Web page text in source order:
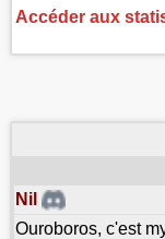
Accéder aux
Nil
Ouroboros, c'est